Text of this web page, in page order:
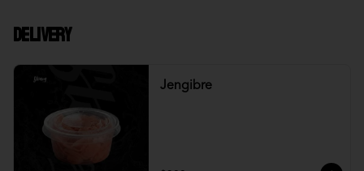
DELIVERY
Jengibre